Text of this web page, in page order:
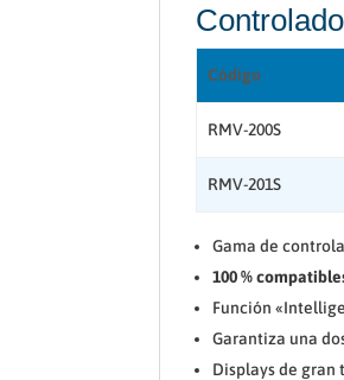
Código
RMV-200S
RMV-201S
Gama de
100 %
Función
Garantiza una
Displays de gran